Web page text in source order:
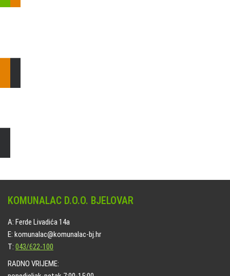
KOMUNALAC D.O.O. BJELOVAR
A: Ferde Livadića 14a
E: komunalac@komunalac-bj.hr
T: 043/622-100
RADNO VRIJEME: